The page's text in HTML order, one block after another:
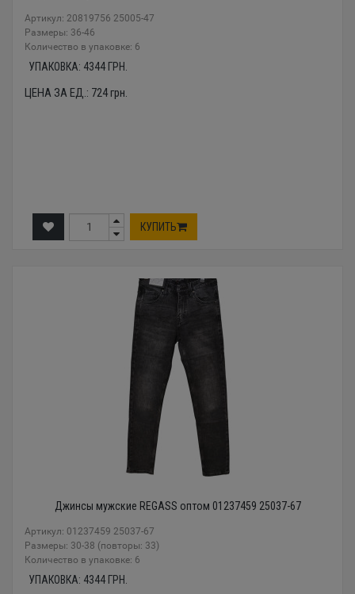
Артикул: 20819756 25005-47
Размеры: 36-46
Количество в упаковке: 6
УПАКОВКА: 4344 ГРН.
ЦЕНА ЗА ЕД.: 724грн.
КУПИТЬ
Джинсы мужские REGASS оптом 01237459 25037-67
Артикул: 01237459 25037-67
Размеры: 30-38 (повторы: 33)
Количество в упаковке: 6
УПАКОВКА: 4344 ГРН.